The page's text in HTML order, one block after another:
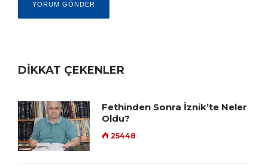
DİKKAT ÇEKENLER
Fethinden Sonra İznik’te Neler
Oldu?
25448